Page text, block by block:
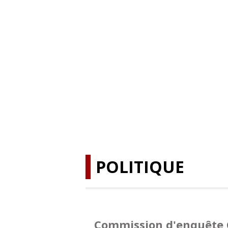
POLITIQUE
Commission d'enquête